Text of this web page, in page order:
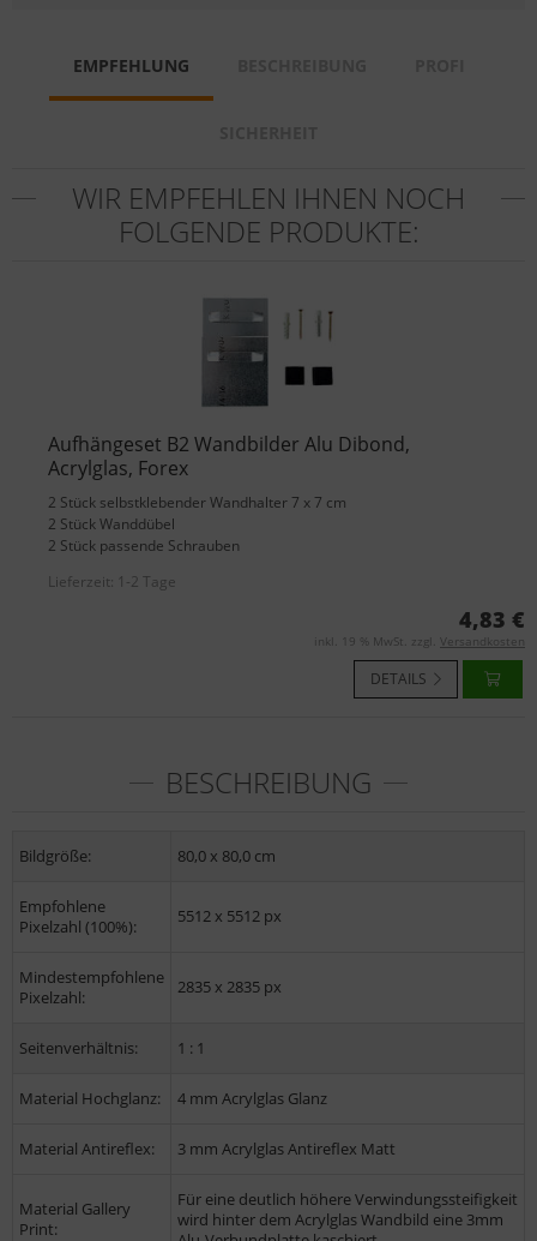
EMPFEHLUNG
WIR EMPFEHLEN IHNEN NOCH
FOLGENDE PRODUKTE:
Aufhängeset B2 Wandbilder Alu Dibond,
Acrylglas, Forex
2 Stück selbstklebender Wandhalter 7 x 7 cm
2 Stück Wanddübel
2 Stück passende Schrauben
Lieferzeit: 1-2 Tage
4,83 €
inkl. 19 % MwSt. zzgl. Versandkosten
DETAILS
BESCHREIBUNG
Bildgröße: 80,0 x 80,0 cm
Empfohlene
Pixelzahl (100%):
5512 x 5512 px
Mindestempfohlene
Pixelzahl:
2835 x 2835 px
Seitenverhältnis: 1 : 1
Material Hochglanz: 4 mm Acrylglas Glanz
Material Antireflex: 3 mm Acrylglas Antireflex Matt
Material Gallery
Print:
Für eine deutlich höhere Verwindungssteifigkeit
wird hinter dem Acrylglas Wandbild eine 3mm